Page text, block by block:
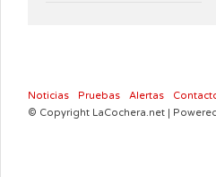
Noticias Pruebas Alertas
© Copyright LaCochera.net |